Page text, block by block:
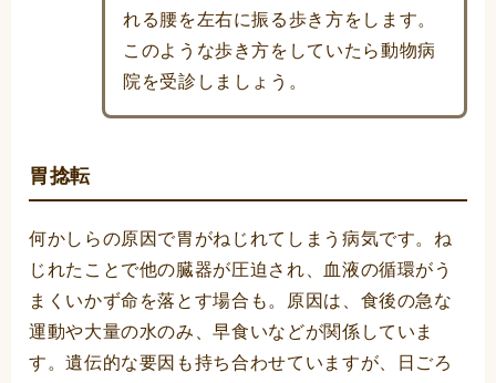
れる腰を左右に振る歩き方をします。
このような歩き方をしていたら動物病
院を受診しましょう。
胃捻転
何かしらの原因で胃がねじれてしまう病気です。ね
じれたことで他の臓器が圧迫され、血液の循環がう
まくいかず命を落とす場合も。原因は、食後の急な
運動や大量の水のみ、早食いなどが関係していま
す。遺伝的な要因も持ち合わせていますが、日ごろ